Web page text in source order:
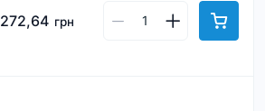
272,64 грн